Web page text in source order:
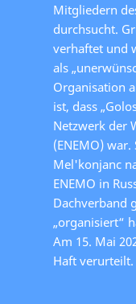
Mitgliedern
durchsucht.
verhaftet und
als
Organisation
ist, dass
Netzwerk der
(ENEMO)
Mel'konjanc
ENEMO in
Dachverband
„organisiert“
Am 15. Mai
Haft verurteilt.